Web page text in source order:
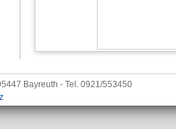
Bayreuth - Tel. 0921/553450